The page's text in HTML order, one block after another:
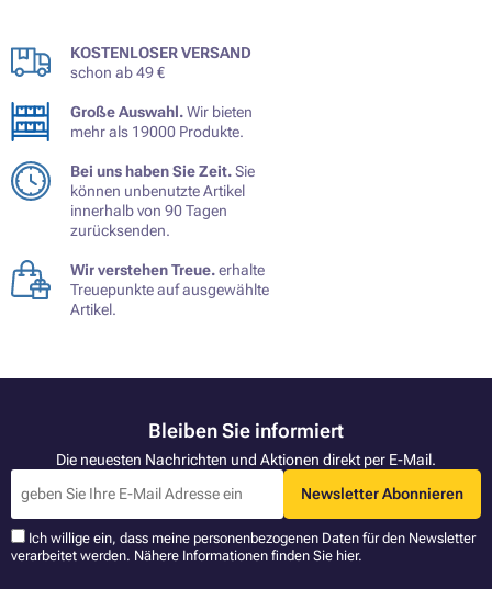
KOSTENLOSER VERSAND
schon ab 49 €
Große Auswahl.Wir bieten
mehr als 19000 Produkte.
Bei uns haben Sie Zeit.Sie
können unbenutzte Artikel
innerhalb von 90 Tagen
zurücksenden.
Wir verstehen Treue.erhalte
Treuepunkte auf ausgewählte
Artikel.
Bleiben Sie informiert
Die neuesten Nachrichten und Aktionen direkt per E-Mail.
Newsletter Abonnieren
Ich willige ein, dass meine personenbezogenen Daten für den Newsletter
verarbeitet werden. Nähere Informationen finden Sie hier.